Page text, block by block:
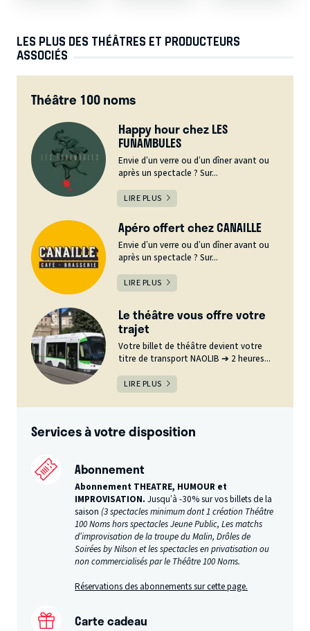
LES PLUS DES THÉÂTRES ET PRODUCTEURS
ASSOCIÉS
Théâtre 100 noms
Happy hour chez LES
FUNAMBULES
Envie d’un verre ou d’un dîner avant ou
après un spectacle ? Sur...
LIRE PLUS
Apéro offert chez CANAILLE
Envie d’un verre ou d’un dîner avant ou
après un spectacle ? Sur...
LIRE PLUS
Le théâtre vous offre votre
trajet
Votre billet de théâtre devient votre
titre de transport NAOLIB ➔ 2 heures...
LIRE PLUS
Services à votre disposition
Abonnement
Abonnement THEATRE, HUMOUR et
IMPROVISATION. Jusqu’à -30% sur vos billets de la
saison(3 spectacles minimum dont 1 création Théâtre
100 Noms hors spectacles Jeune Public, Les matchs
d’improvisation de la troupe du Malin, Drôles de
Soirées by Nilson et les spectacles en privatisation ou
non commercialisés par le Théâtre 100 Noms.
Réservations des abonnements sur cette page.
Carte cadeau